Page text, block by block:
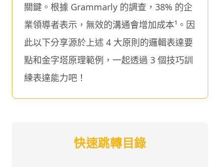
關鍵。根據 Grammarly 的調查，38% 的企
業領導者表示，無效的溝通會增加成本¹。因
此以下分享源於上述 4 大原則的邏輯表達要
點和金字塔原理範例，一起透過 3 個技巧訓
練表達能力吧！
快速跳轉目錄